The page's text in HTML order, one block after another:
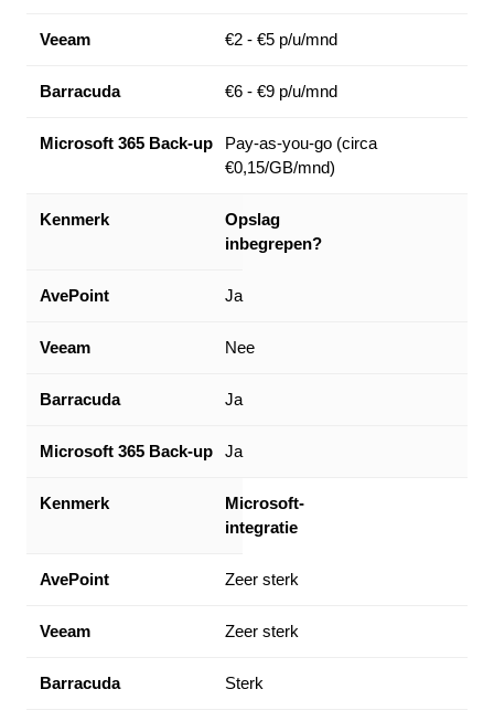
€2 - €5 p/u/mnd
€6 - €9 p/u/mnd
Pay-as-you-go (circa
€0,15/GB/mnd)
Opslag
inbegrepen?
Ja
Nee
Ja
Ja
Microsoft-
integratie
Zeer sterk
Zeer sterk
Sterk